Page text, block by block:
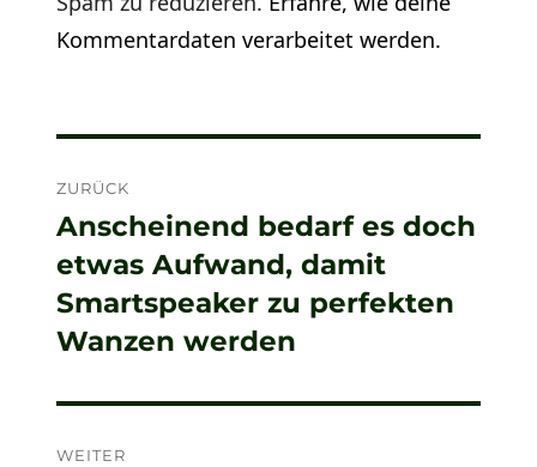
Kommentardaten verarbeitet werden.
ZURÜCK
Vorheriger
Beitrag:
Anscheinend bedarf es doch
etwas Aufwand, damit
Smartspeaker zu perfekten
Wanzen werden
WEITER